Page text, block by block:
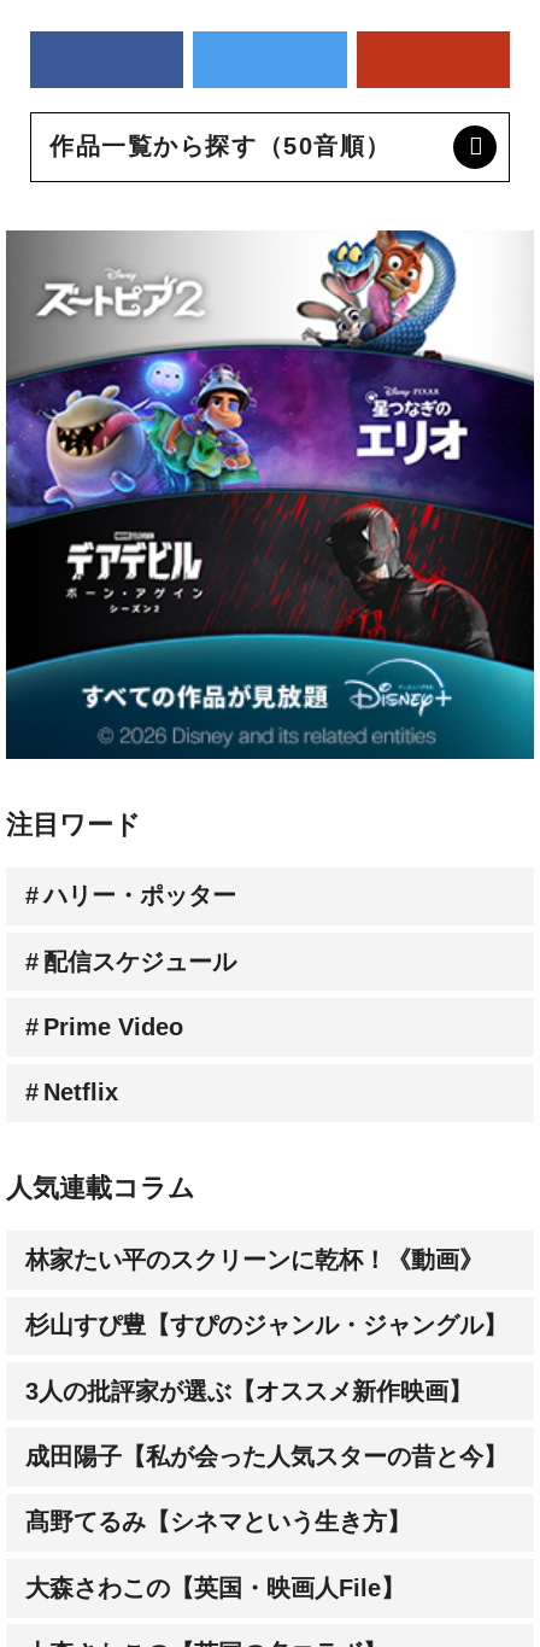
作品一覧から探す（50音順）
注目ワード
ハリー・ポッター
配信スケジュール
Prime Video
Netflix
人気連載コラム
林家たい平のスクリーンに乾杯！《動画》
杉山すぴ豊【すぴのジャンル・ジャングル】
3人の批評家が選ぶ【オススメ新作映画】
成田陽子【私が会った人気スターの昔と今】
髙野てるみ【シネマという生き方】
大森さわこの【英国・映画人File】